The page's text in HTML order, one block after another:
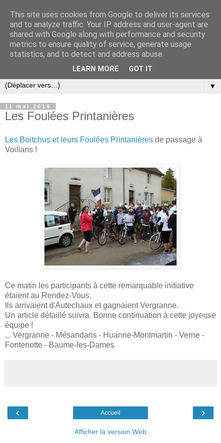
▼
11 mai 2014
Les Foulées Printanières
Les Boitchus et leurs Foulées Printanières de passage à
Voillans !
Ce matin les participants à cette remarquable initiative
étaient au Rendez-Vous.
Ils arrivaient d'Autechaux et gagnaient Vergranne.
Un article détaillé suivra. Bonne continuation à cette joyeuse
équipe !
... Vergranne - Mésandans - Huanne-Montmartin - Verne -
Fontenotte - Baume-les-Dames
‹ ›
Accueil
Afficher la version Web
This site uses cookies from Google to deliver its services
and to analyze traffic. Your IP address and user-agent are
shared with Google along with performance and security
metrics to ensure quality of service, generate usage
statistics, and to detect and address abuse.
LEARN MORE GOT IT